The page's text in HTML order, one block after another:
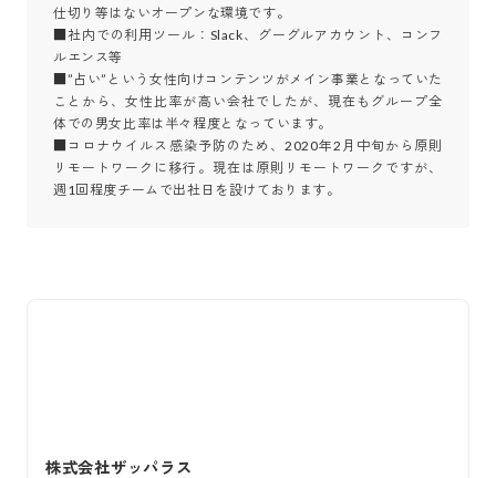
仕切り等はないオープンな環境です。
■社内での利用ツール：Slack、グーグルアカウント、コンフ
ルエンス等
■”占い”という女性向けコンテンツがメイン事業となっていた
ことから、女性比率が高い会社でしたが、現在もグループ全
体での男女比率は半々程度となっています。
■コロナウイルス感染予防のため、2020年2月中旬から原則
リモートワークに移行。現在は原則リモートワークですが、
株式会社ザッパラス